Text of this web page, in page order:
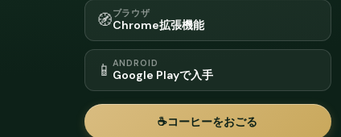
🧭ブラウザ
Chrome拡張機能
📱 ANDROID
Google Playで入手
☕コーヒーをおごる